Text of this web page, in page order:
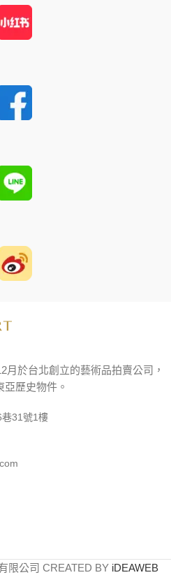
月於台北創立的藝術品拍賣公司，
歷史物件。
31號1樓
限公司 CREATED BY iDEAWEB